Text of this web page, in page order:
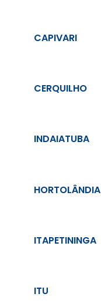
CAPIVARI
CERQUILHO
INDAIATUBA
HORTOLÂNDIA
ITAPETININGA
ITU